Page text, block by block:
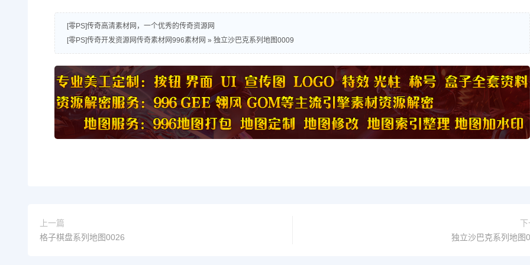
[零PS]传奇高清素材网，一个优秀的传奇资源网
[零PS]传奇开发资源网传奇素材网996素材网 » 独立沙巴克系列地图0009
上一篇
格子棋盘系列地图0026
下
独立沙巴克系列地图